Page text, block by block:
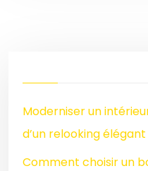
Moderniser un
d’un relooking élégant
Comment choisir un